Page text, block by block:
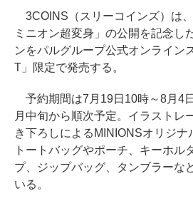
3COINS（スリーコインズ）は
ミニオン超変身」の公開を記念し
ンをパルグループ公式オンライン
T」限定で発売する。
予約期間は7月19日10時～8月4
月中旬から順次予定。イラストレ
き下ろしによるMINIONSオリジナ
トートバッグやポーチ、キーホル
プ、ジップバッグ、タンブラーな
いる。